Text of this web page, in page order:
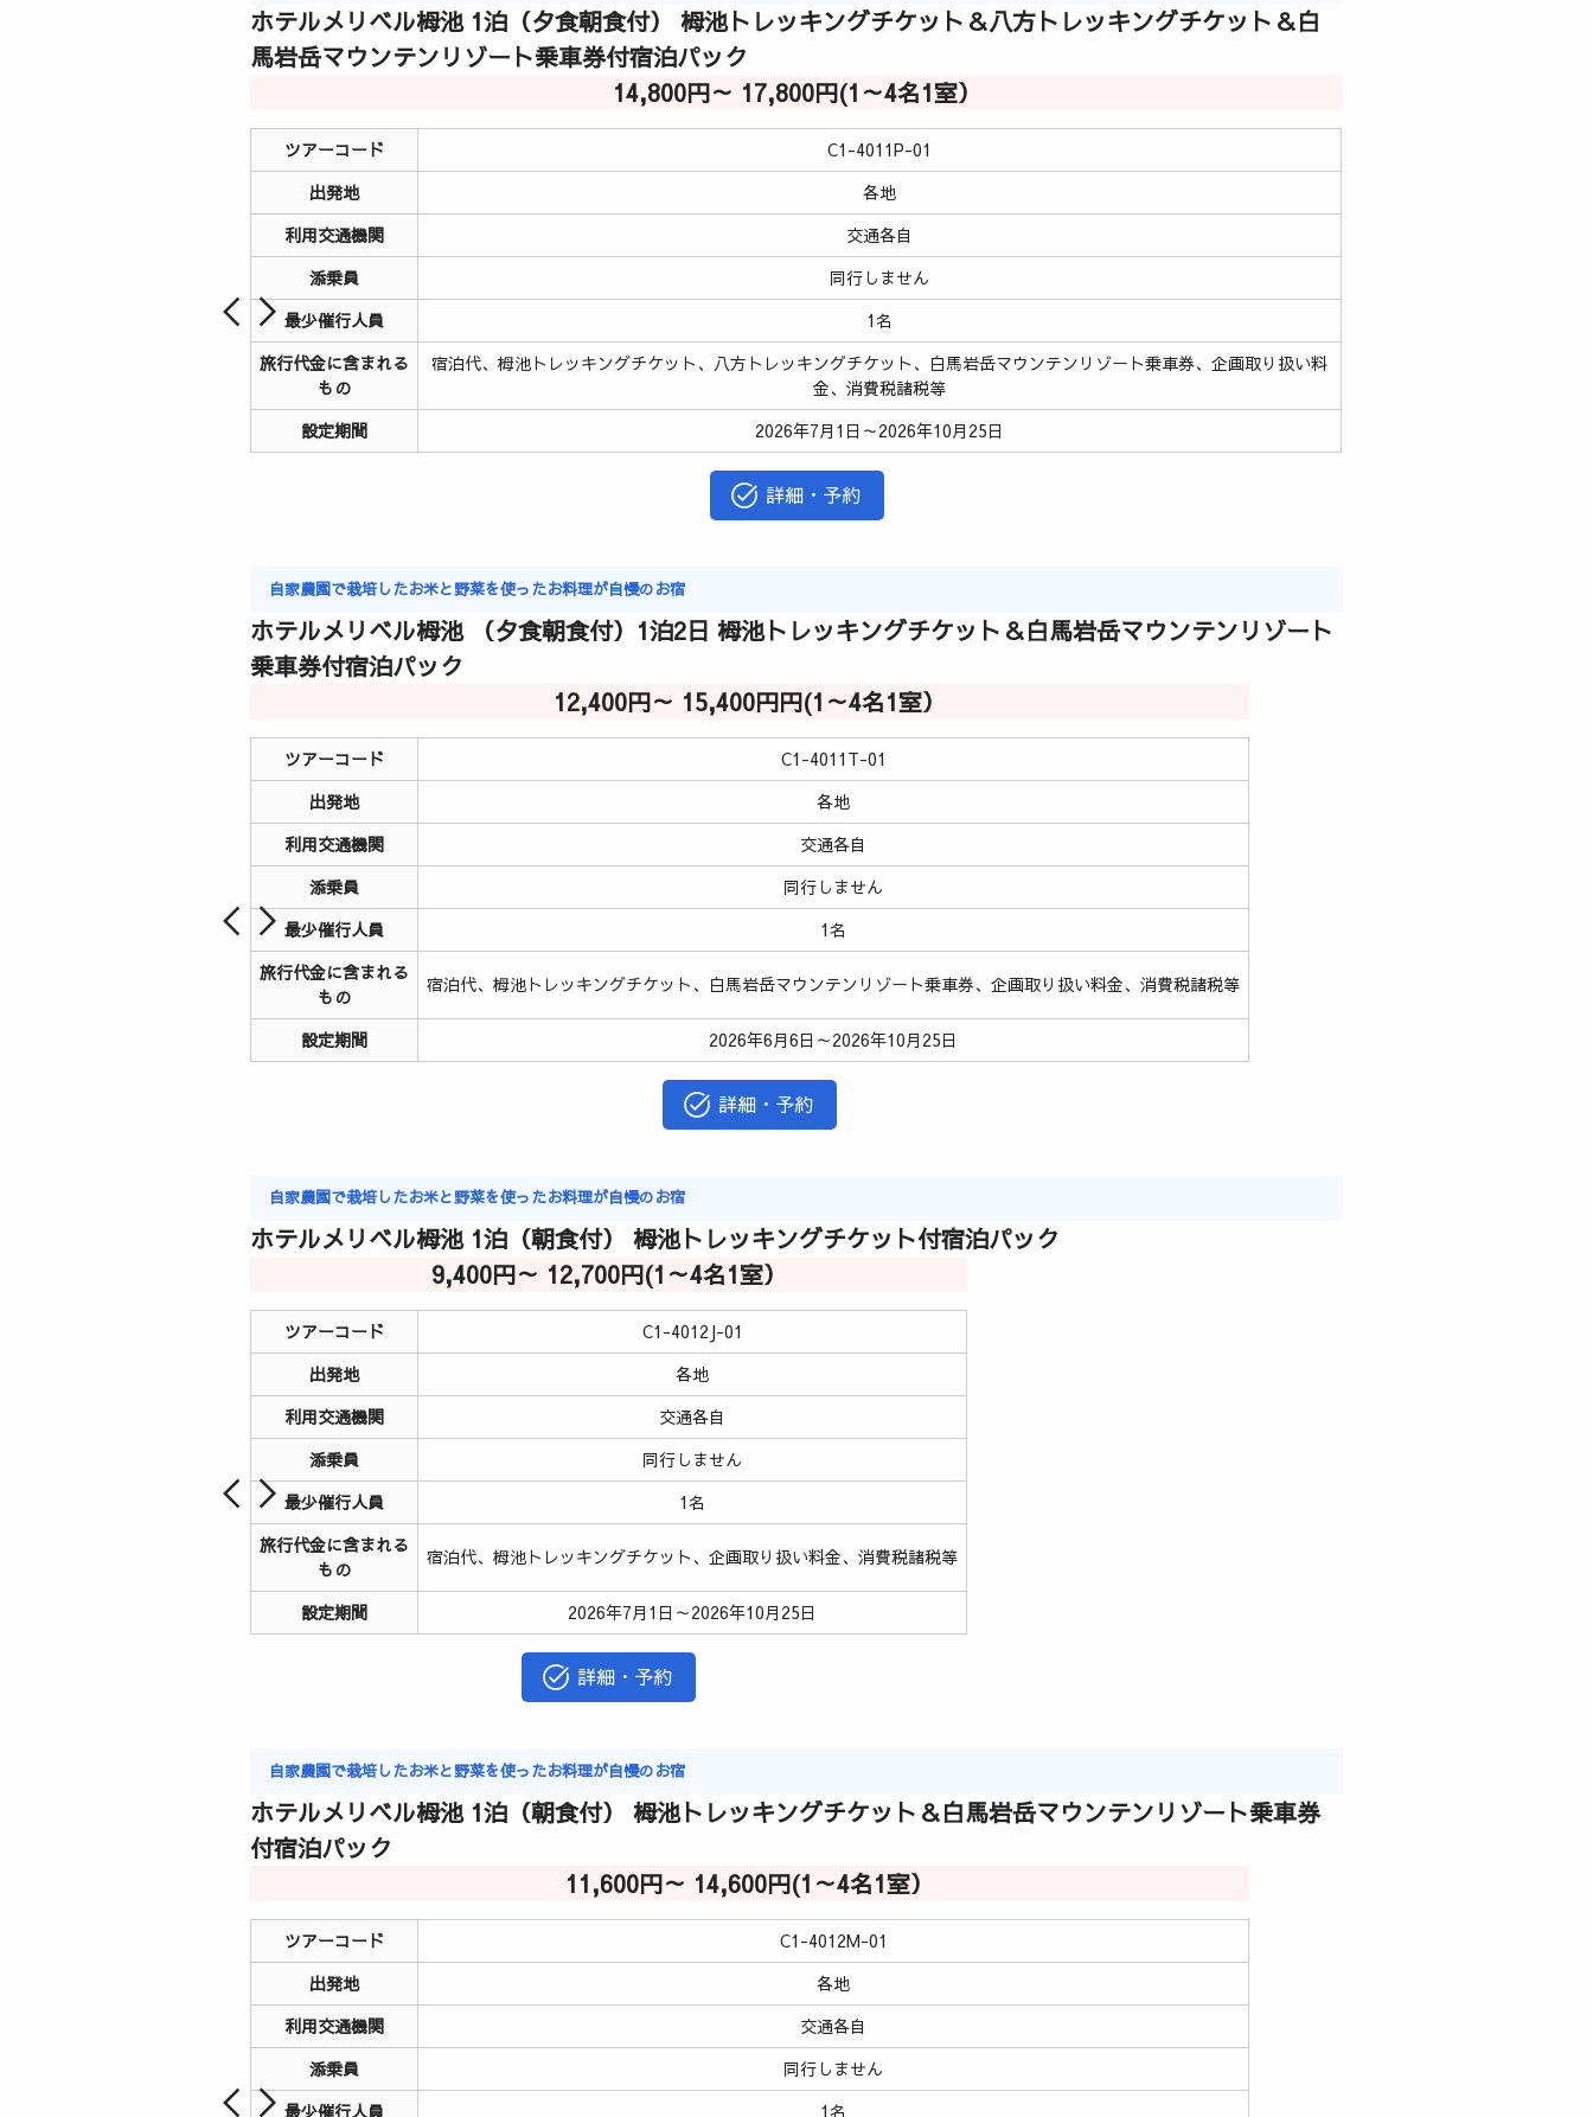
ホテルメリベル栂池 1泊（夕食朝食付） 栂池トレッキングチケット＆八方トレッキングチケット＆白
馬岩岳マウンテンリゾート乗車券付宿泊パック
14,800円～ 17,800円(1～4名1室）
ツアーコード
C1-4011P-01
出発地
各地
利用交通機関
交通各自
添乗員
同行しません
最少催行人員
1名
旅行代金に含まれる
もの
宿泊代、栂池トレッキングチケット、八方トレッキングチケット、白馬岩岳マウンテンリゾート乗車券、企画取り扱い料
金、消費税諸税等
設定期間
2026年7月1日～2026年10月25日
詳細・予約
自家農園で栽培したお米と野菜を使ったお料理が自慢のお宿
ホテルメリベル栂池 （夕食朝食付）1泊2日 栂池トレッキングチケット＆白馬岩岳マウンテンリゾート
乗車券付宿泊パック
12,400円～ 15,400円円(1～4名1室）
ツアーコード
C1-4011T-01
出発地
各地
利用交通機関
交通各自
添乗員
同行しません
最少催行人員
1名
旅行代金に含まれる
もの
宿泊代、栂池トレッキングチケット、白馬岩岳マウンテンリゾート乗車券、企画取り扱い料金、消費税諸税等
設定期間 2026年6月6日～2026年10月25日
詳細・予約
自家農園で栽培したお米と野菜を使ったお料理が自慢のお宿
ホテルメリベル栂池 1泊（朝食付） 栂池トレッキングチケット付宿泊パック
9,400円～ 12,700円(1～4名1室）
ツアーコード
C1-4012J-01
出発地
各地
利用交通機関
交通各自
添乗員
同行しません
最少催行人員
1名
旅行代金に含まれる
もの
宿泊代、栂池トレッキングチケット、企画取り扱い料金、消費税諸税等
設定期間 2026年7月1日～2026年10月25日
詳細・予約
自家農園で栽培したお米と野菜を使ったお料理が自慢のお宿
ホテルメリベル栂池 1泊（朝食付） 栂池トレッキングチケット＆白馬岩岳マウンテンリゾート乗車券
付宿泊パック
11,600円～ 14,600円(1～4名1室）
ツアーコード
C1-4012M-01
出発地
各地
利用交通機関
交通各自
添乗員
同行しません
最少催行人員
1名